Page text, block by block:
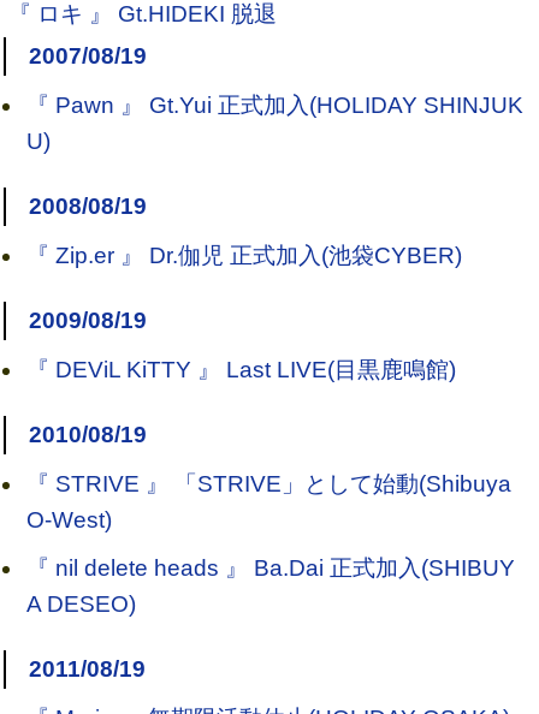
『 ロキ 』 Gt.HIDEKI 脱退
2007/08/19
『 Pawn 』 Gt.Yui 正式加入(HOLIDAY SHINJUK
U)
2008/08/19
『 Zip.er 』 Dr.伽児 正式加入(池袋CYBER)
2009/08/19
『 DEViL KiTTY 』 Last LIVE(目黒鹿鳴館)
2010/08/19
『 STRIVE 』 「STRIVE」として始動(Shibuya
O-West)
『 nil delete heads 』 Ba.Dai 正式加入(SHIBUY
A DESEO)
2011/08/19